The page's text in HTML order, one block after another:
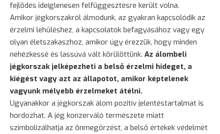
fejlődés ideiglenesen felfüggesztésre került volna.
Amikor jégkorszakról álmodunk, az gyakran kapcsolódik az
érzelmi lehűléshez, a kapcsolatok befagyásához vagy egy
olyan életszakaszhoz, amikor úgy érezzük, hogy minden
nehézkessé és lassúvá vált körülöttünk. Az álombeli
jégkorszak jelképezheti a belső érzelmi hideget, a
kiégést vagy azt az állapotot, amikor képtelenek
vagyunk mélyebb érzelmeket átélni.
Ugyanakkor a jégkorszak álom pozitív jelentéstartalmat is
hordozhat. A jég konzerváló természete miatt
szimbolizálhatja az önmegőrzést, a belső értékek védelmét